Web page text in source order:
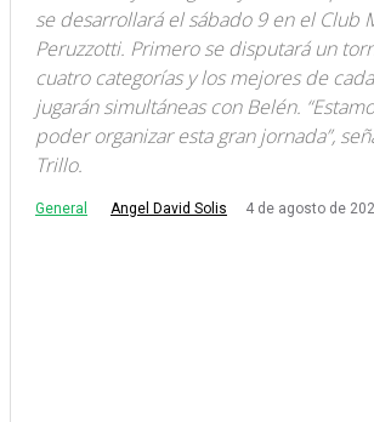
se desarrollará el sábado 9 en el Club
Peruzzotti. Primero se disputará un
cuatro categorías y los mejores de
jugarán simultáneas con Belén.
poder organizar esta gran jornada”,
Trillo.
General Angel David Solis 4 de agosto de